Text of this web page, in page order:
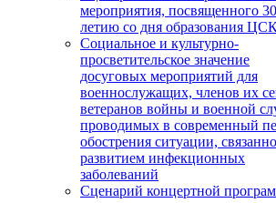
мероприятия, посвященного
летию со дня образования
Социальное и культурно-
просветительское значение
досуговых мероприятий для
военнослужащих, членов их
ветеранов войны и военной
проводимых в современный
обострения ситуации,
развитием инфекционных
заболеваний
Сценарий концертной